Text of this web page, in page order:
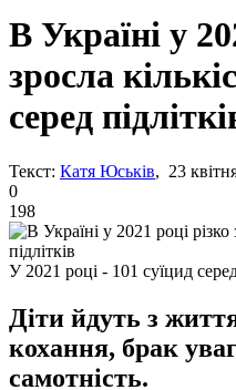
В Україні у
зросла
серед
Текст: Катя Юськів, 23
0
198
У 2021 році - 101 суїцид серед
Діти йдуть з
кохання, брак
самотність.